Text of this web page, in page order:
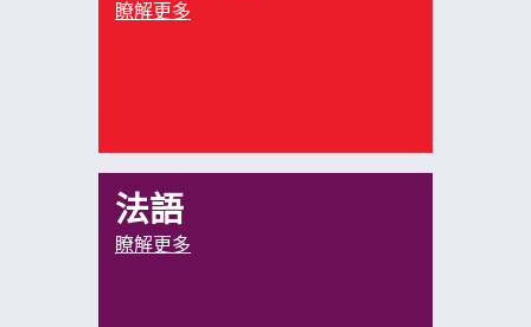
瞭解更多
法語
瞭解更多